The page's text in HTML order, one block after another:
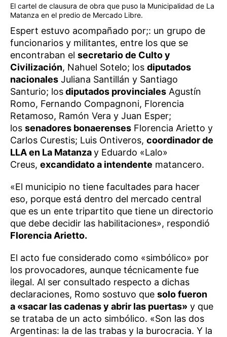
El cartel de clausura de obra que puso la Municipalidad de La
Matanza en el predio de Mercado Libre.
Espert estuvo acompañado por;: un grupo de
funcionarios y militantes, entre los que se
encontraban el secretario de Culto y
Civilización, Nahuel Sotelo; los diputados
nacionales Juliana Santillán y Santiago
Santurio; losdiputados provinciales Agustín
Romo, Fernando Compagnoni, Florencia
Retamoso, Ramón Vera y Juan Esper;
los senadores bonaerenses Florencia Arietto y
Carlos Curestis; Luis Ontiveros, coordinador de
LLA en La Matanzay Eduardo «Lalo»
Creus, excandidato a intendente matancero.
«El municipio no tiene facultades para hacer
eso, porque está dentro del mercado central
que es un ente tripartito que tiene un directorio
que debe decidir las habilitaciones», respondió
Florencia Arietto.
El acto fue considerado como «simbólico» por
los provocadores, aunque técnicamente fue
ilegal. Al ser consultado respecto a dichas
declaraciones, Romo sostuvo que solo fueron
a «sacar las cadenas y abrir las puertas» y que
se trataba de un acto simbólico. «Son las dos
Argentinas: la de las trabas y la burocracia. Y la